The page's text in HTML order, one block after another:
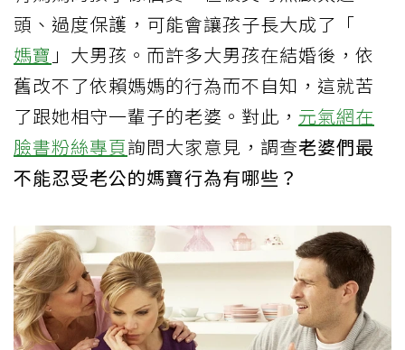
頭、過度保護，可能會讓孩子長大成了「
媽寶 」大男孩。而許多大男孩在結婚後，依
舊改不了依賴媽媽的行為而不自知，這就苦
了跟她相守一輩子的老婆。對此， 元氣網在
臉書粉絲專頁詢問大家意見，調查老婆們最
不能忍受老公的媽寶行為有哪些？